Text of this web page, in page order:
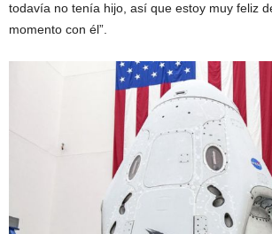
todavía no tenía hijo, así que estoy muy feliz
momento con él”.